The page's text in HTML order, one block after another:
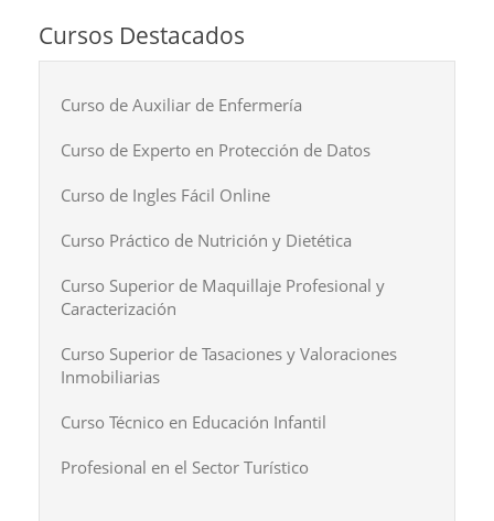
Cursos Destacados
Curso de Auxiliar de Enfermería
Curso de Experto en Protección de Datos
Curso de Ingles Fácil Online
Curso Práctico de Nutrición y Dietética
Curso Superior de Maquillaje Profesional y
Caracterización
Curso Superior de Tasaciones y Valoraciones
Inmobiliarias
Curso Técnico en Educación Infantil
Profesional en el Sector Turístico